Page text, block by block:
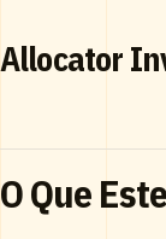
Allocator
O Que